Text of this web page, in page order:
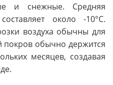
и снежные. Средняя
около -10°C.
воздуха обычны для
обычно держится
месяцев, создавая